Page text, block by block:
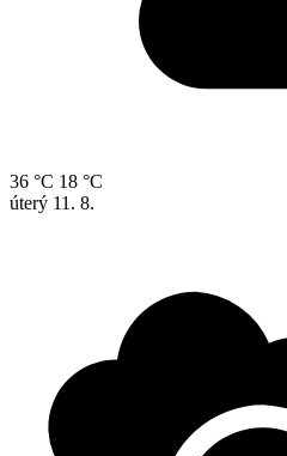
36 °C 18 °C
úterý 11. 8.